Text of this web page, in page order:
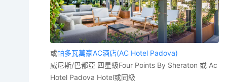
或帕多瓦萬豪AC酒店(AC Hotel Padova)
威尼斯/巴都亞 四星級Four Points By Sheraton 或 Ac
Hotel Padova Hotel或同級